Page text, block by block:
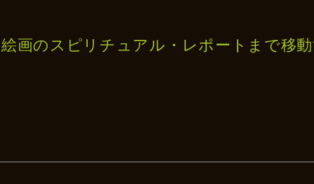
画のスピリチュアル・レポートまで移